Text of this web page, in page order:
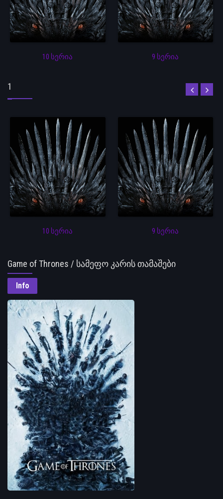
10 სერია 9 სერია
1
10 სერია 9 სერია
Game of Thrones / სამეფო კარის თამაშები
Info